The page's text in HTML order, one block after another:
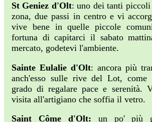
St Geniez d'Olt: uno dei tanti
zona, due passi in centro e vi
vive bene in quelle piccole
fortuna di capitarci il sabato
mercato, godetevi l'ambiente.
Sainte Eulalie d'Olt: ancora più
anch'esso sulle rive del Lot,
grado di regalare pace e serenità.
visita all'artigiano che soffia il vetro.
Saint Côme d'Olt: un po' più